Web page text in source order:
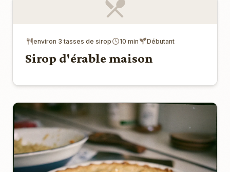
environ 3 tasses de sirop 10 min Débutant
Sirop d'érable maison